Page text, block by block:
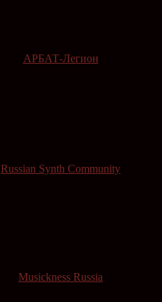
АРБАТ-Легион
Russian Synth Community
Musickness Russia